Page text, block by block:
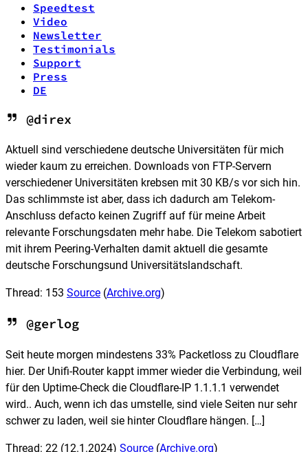
Speedtest
Video
Newsletter
Testimonials
Support
Press
DE
@direx
Aktuell sind verschiedene deutsche Universitäten für mich
wieder kaum zu erreichen. Downloads von FTP-Servern
verschiedener Universitäten krebsen mit 30 KB/s vor sich hin.
Das schlimmste ist aber, dass ich dadurch am Telekom-
Anschluss defacto keinen Zugriff auf für meine Arbeit
relevante Forschungsdaten mehr habe. Die Telekom sabotiert
mit ihrem Peering-Verhalten damit aktuell die gesamte
deutsche Forschungsund Universitätslandschaft.
Thread: 153 Source (Archive.org)
@gerlog
Seit heute morgen mindestens 33% Packetloss zu Cloudflare
hier. Der Unifi-Router kappt immer wieder die Verbindung, weil
für den Uptime-Check die Cloudflare-IP 1.1.1.1 verwendet
wird.. Auch, wenn ich das umstelle, sind viele Seiten nur sehr
schwer zu laden, weil sie hinter Cloudflare hängen. […]
Thread: 22 (12.1.2024) Source (Archive.org)